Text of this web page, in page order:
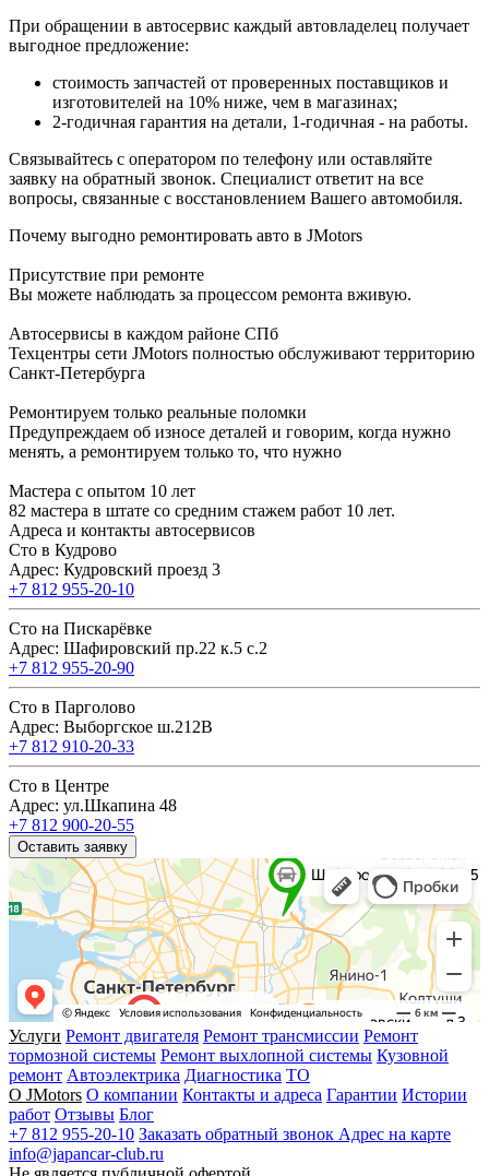
При обращении в автосервис каждый автовладелец получает
выгодное предложение:
стоимость запчастей от проверенных поставщиков и
изготовителей на 10% ниже, чем в магазинах;
2-годичная гарантия на детали, 1-годичная - на работы.
Связывайтесь с оператором по телефону или оставляйте
заявку на обратный звонок. Специалист ответит на все
вопросы, связанные с восстановлением Вашего автомобиля.
Почему выгодно ремонтировать авто в JMotors
Присутствие при ремонте
Вы можете наблюдать за процессом ремонта вживую.
Автосервисы в каждом районе СПб
Техцентры сети JMotors полностью обслуживают территорию
Санкт-Петербурга
Ремонтируем только реальные поломки
Предупреждаем об износе деталей и говорим, когда нужно
менять, а ремонтируем только то, что нужно
Мастера с опытом 10 лет
82 мастера в штате со средним стажем работ 10 лет.
Адреса и контакты автосервисов
Сто в Кудрово
Адрес: Кудровский проезд 3
+7 812 955-20-10
Сто на Пискарёвке
Адрес: Шафировский пр.22 к.5 с.2
+7 812 955-20-90
Сто в Парголово
Адрес: Выборгское ш.212В
+7 812 910-20-33
Сто в Центре
Адрес: ул.Шкапина 48
+7 812 900-20-55
Оставить заявку
Услуги Ремонт двигателя Ремонт трансмиссии Ремонт
тормозной системы Ремонт выхлопной системы Кузовной
ремонт Автоэлектрика Диагностика ТО
О JMotors О компании Контакты и адреса Гарантии Истории
работ Отзывы Блог
+7 812 955-20-10 Заказать обратный звонок Адрес на карте
info@japancar-club.ru